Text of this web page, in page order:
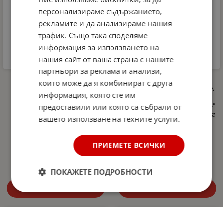
Автомобилна аптечка
DIN 13164-2022 +
светлоотразителна
жилетка и авариен
триъгълник –
Европейски стандарт,
изисквания в Гърция
52.81
Професионална
пянообразуваща дюза 1 л
за водоструйка, Foam
Cannon, Quick Connect 1/4"
- регулиране на струята
и концентрацията на
комплекта
20.13
персонализираме съдържанието,
рекламите и да анализираме нашия
трафик. Също така споделяме
информация за използването на
нашия сайт от ваша страна с нашите
партньори за реклама и анализи,
които може да я комбинират с друга
информация, която сте им
предоставили или която са събрали от
вашето използване на техните услуги.
ПРИЕМЕТЕ ВСИЧКИ
ПОКАЖЕТЕ ПОДРОБНОСТИ